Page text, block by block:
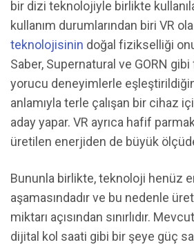
bir dizi teknolojiyle birlikte
kullanım durumlarından biri VR
teknolojisinin doğal fizikselliği
Saber, Supernatural ve GORN
yorucu deneyimlerle
anlamıyla terle çalışan bir cihaz
aday yapar. VR ayrıca hafif
üretilen enerjiden de büyük
Bununla birlikte, teknoloji henüz
aşamasındadır ve bu nedenle
miktarı açısından sınırlıdır.
dijital kol saati gibi bir şeye güç